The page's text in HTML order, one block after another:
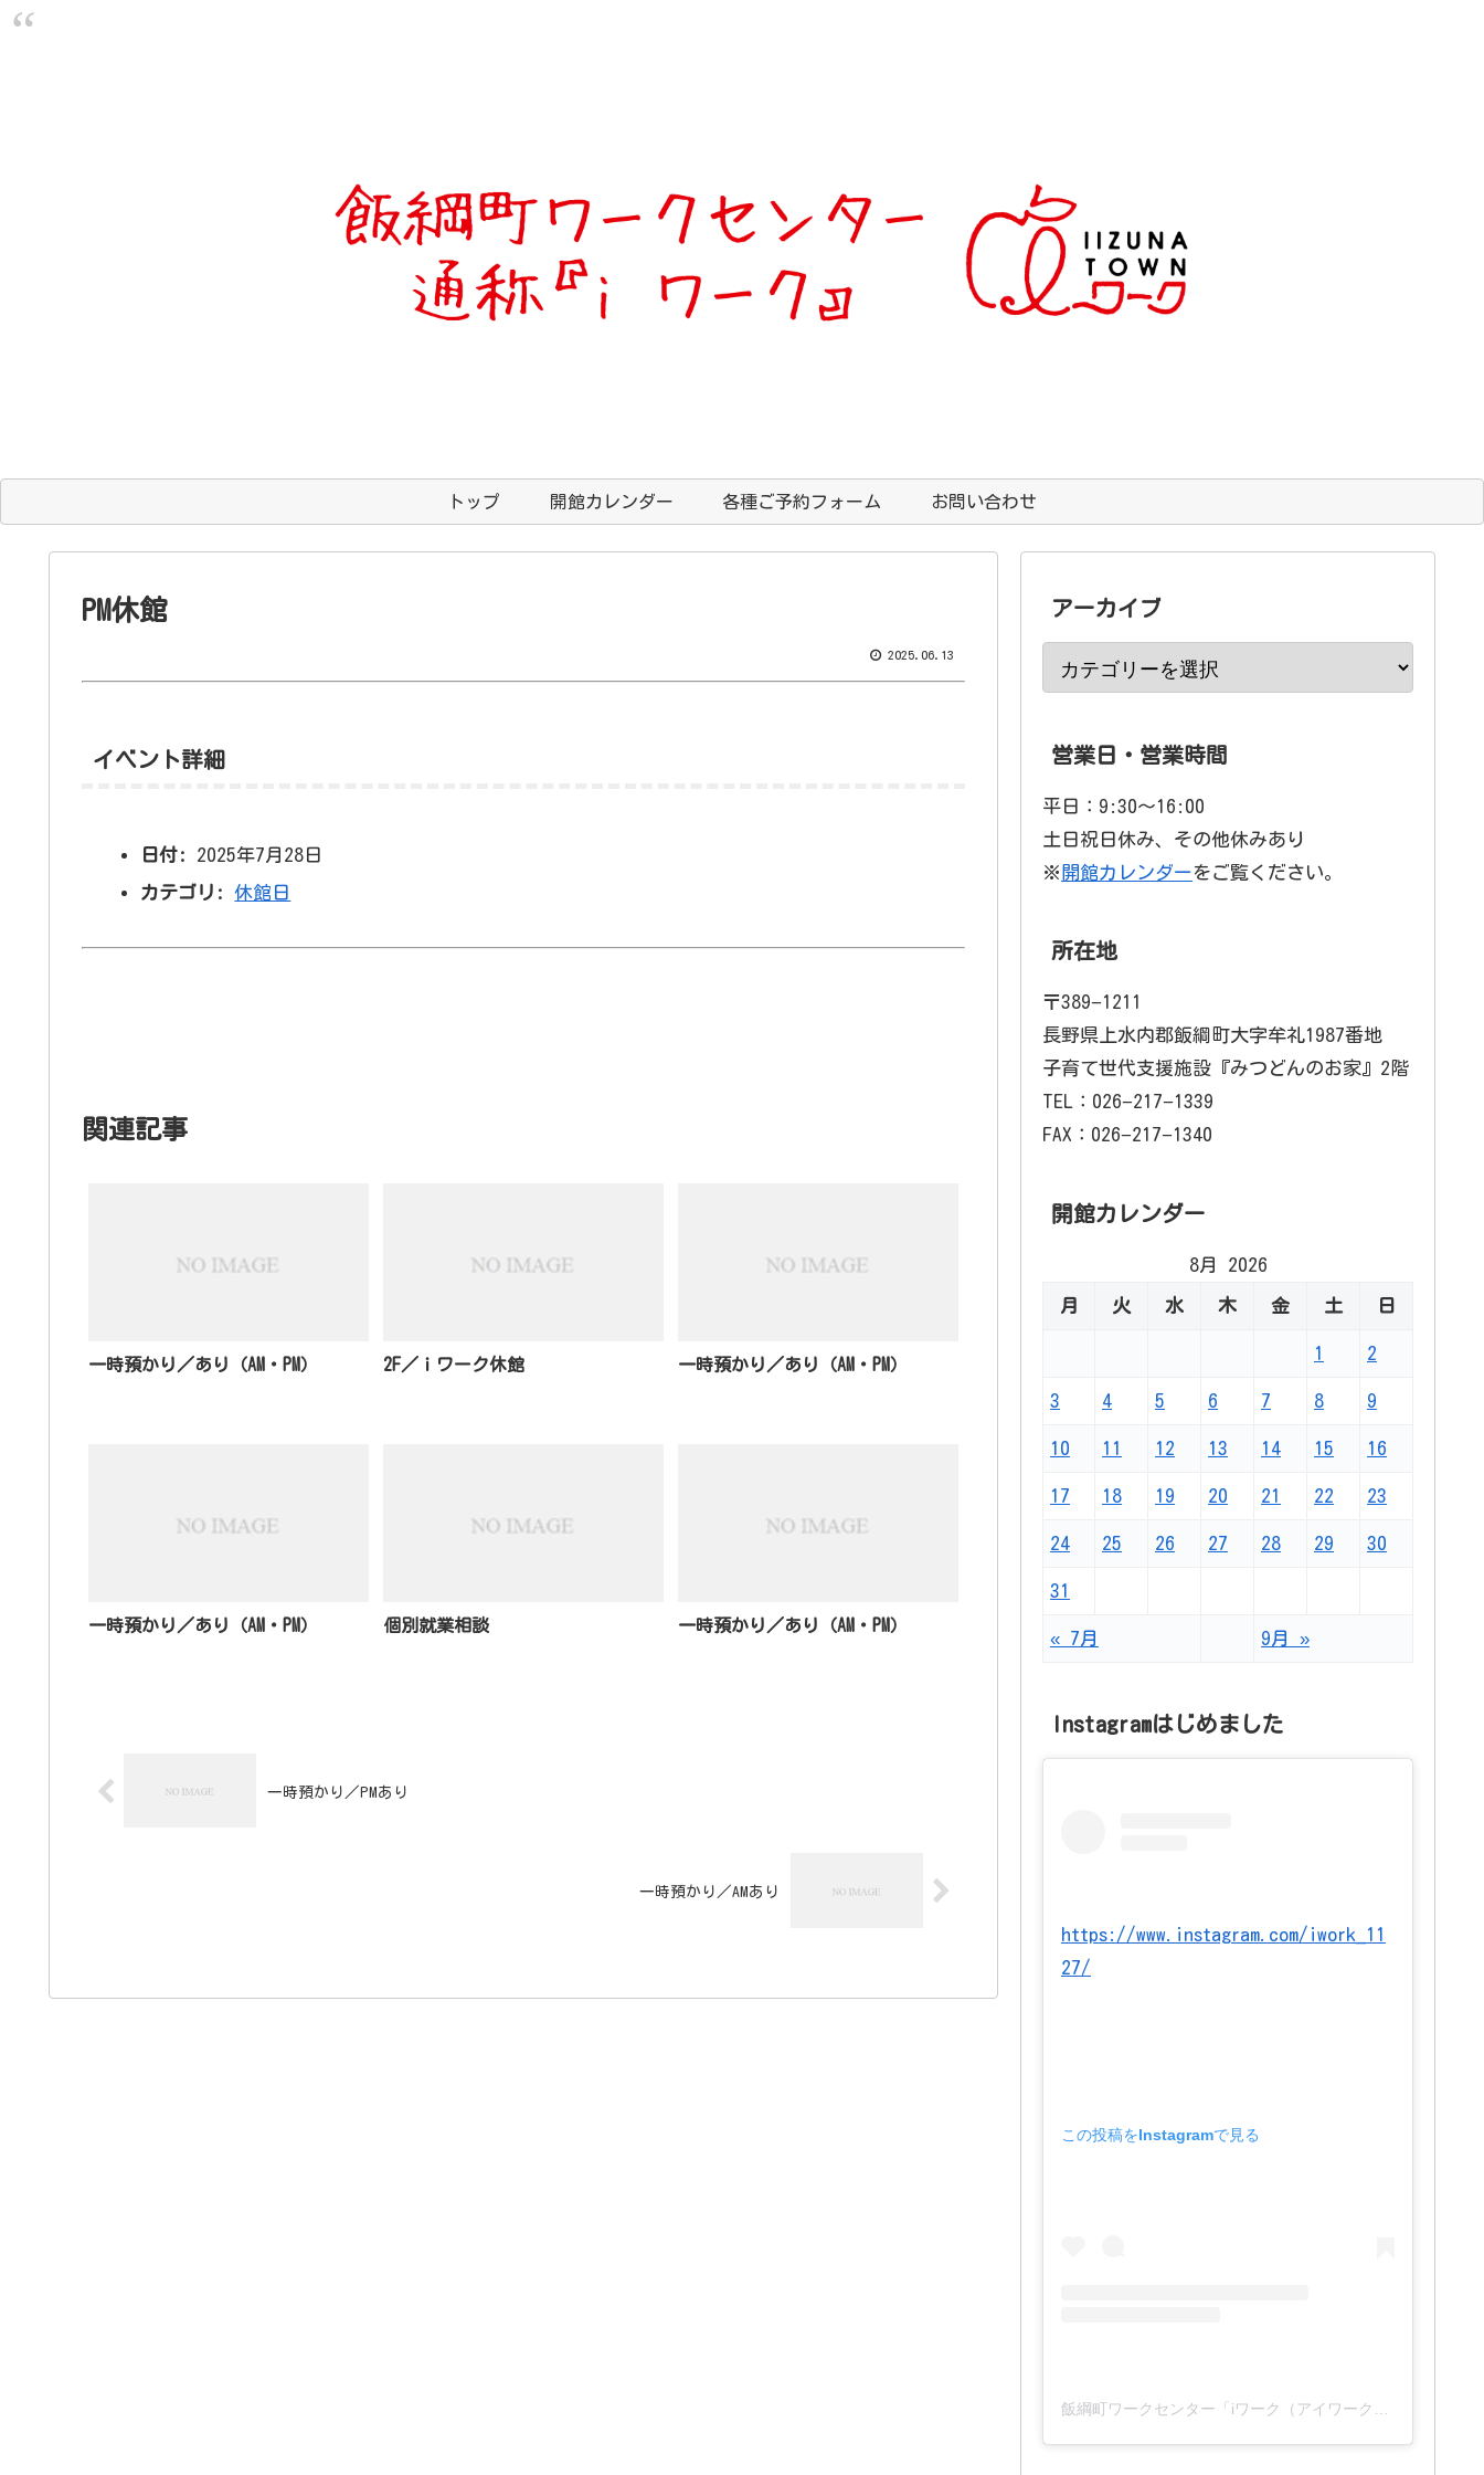
トップ 開館カレンダー 各種ご予約フォーム お問い合わせ
PM休館
2025.06.13
イベント詳細
日付:
2025年7月28日
カテゴリ:
休館日
関連記事
一時預かり／あり（AM・PM） 2F／ｉワーク休館 一時預かり／あり（AM・PM）
一時預かり／あり（AM・PM） 個別就業相談 一時預かり／あり（AM・PM）
一時預かり／PMあり
一時預かり／AMあり
アーカイブ
営業日・営業時間
平日：9:30〜16:00
土日祝日休み、その他休みあり
※ 開館カレンダーをご覧ください。
所在地
〒389−1211
長野県上水内郡飯綱町大字牟礼1987番地
子育て世代支援施設『みつどんのお家』2階
TEL：026−217−1339
FAX：026−217−1340
開館カレンダー
8月 2026
月 火 水 木 金 土 日
1 2
3 4 5 6 7 8 9
10 11 12 13 14 15 16
17 18 19 20 21 22 23
24 25 26 27 28 29 30
31
« 7月 9月 »
Instagramはじめました
https://www.instagram.com/iwork_11
27/
この投稿をInstagramで見る